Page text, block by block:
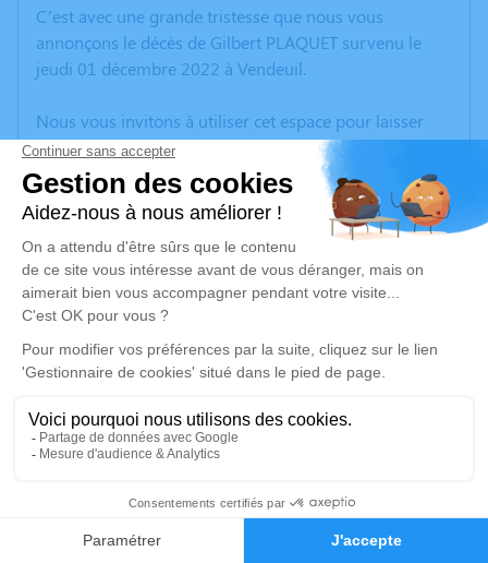
Faire-part Hommages
C’est avec une grande tristesse que nous vous
annonçons le décès de Gilbert PLAQUET survenu le
jeudi 01 décembre 2022 à Vendeuil.
Nous vous invitons à utiliser cet espace pour laisser
vos condoléances, partager des photos souvenirs, une
anecdote ou exprimer vos pensées à travers des
poèmes ou des textes. Cet endroit est un lieu
d'expression dédié à honorer la mémoire de Gilbert
PLAQUET.
Un service de plantation d’arbre hommage est
disponible ici.
Je rends hommage
Cérémonie religieuse
Église de Travecy
Rue du Maréchal Leclerc 02800 Travecy